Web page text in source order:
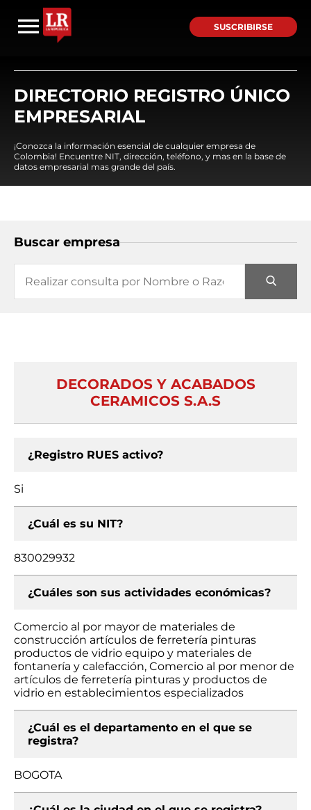
SUSCRIBIRSE
DIRECTORIO REGISTRO ÚNICO
EMPRESARIAL
¡Conozca la información esencial de cualquier empresa de
Colombia! Encuentre NIT, dirección, teléfono, y mas en la base de
datos empresarial mas grande del país.
Buscar empresa
DECORADOS Y ACABADOS
CERAMICOS S.A.S
¿Registro RUES activo?
Si
¿Cuál es su NIT?
830029932
¿Cuáles son sus actividades económicas?
Comercio al por mayor de materiales de
construcción artículos de ferretería pinturas
productos de vidrio equipo y materiales de
fontanería y calefacción, Comercio al por menor de
artículos de ferretería pinturas y productos de
vidrio en establecimientos especializados
¿Cuál es el departamento en el que se
registra?
BOGOTA